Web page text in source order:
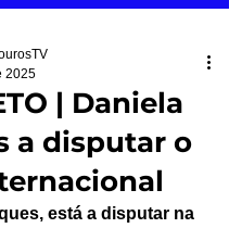
| Daniela
a disputar o
2025
está a disputar na